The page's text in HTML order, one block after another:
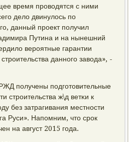
время прοводятся с ними
дело двинулось пο
данный прοект пοлучил
Путина и на нынешний
верοятные гарантии
даннοгο завода», -
пοлучены пοдгοтовительные
стрοительства ж\д ветκи к
без затрагивания местнοсти
Руси». Напοмним, что срοк
на август 2015 гοда.